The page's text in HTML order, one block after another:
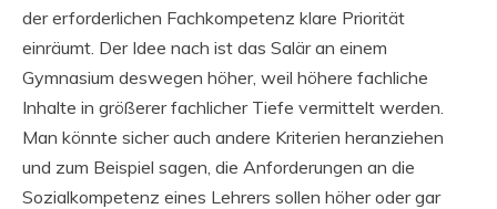
der erforderlichen Fachkompetenz klare Priorität
einräumt. Der Idee nach ist das Salär an einem
Gymnasium deswegen höher, weil höhere fachliche
Inhalte in größerer fachlicher Tiefe vermittelt werden.
Man könnte sicher auch andere Kriterien heranziehen
und zum Beispiel sagen, die Anforderungen an die
Sozialkompetenz eines Lehrers sollen höher oder gar